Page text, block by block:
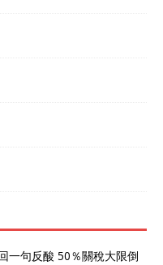
一句反酸 50％關稅大限倒